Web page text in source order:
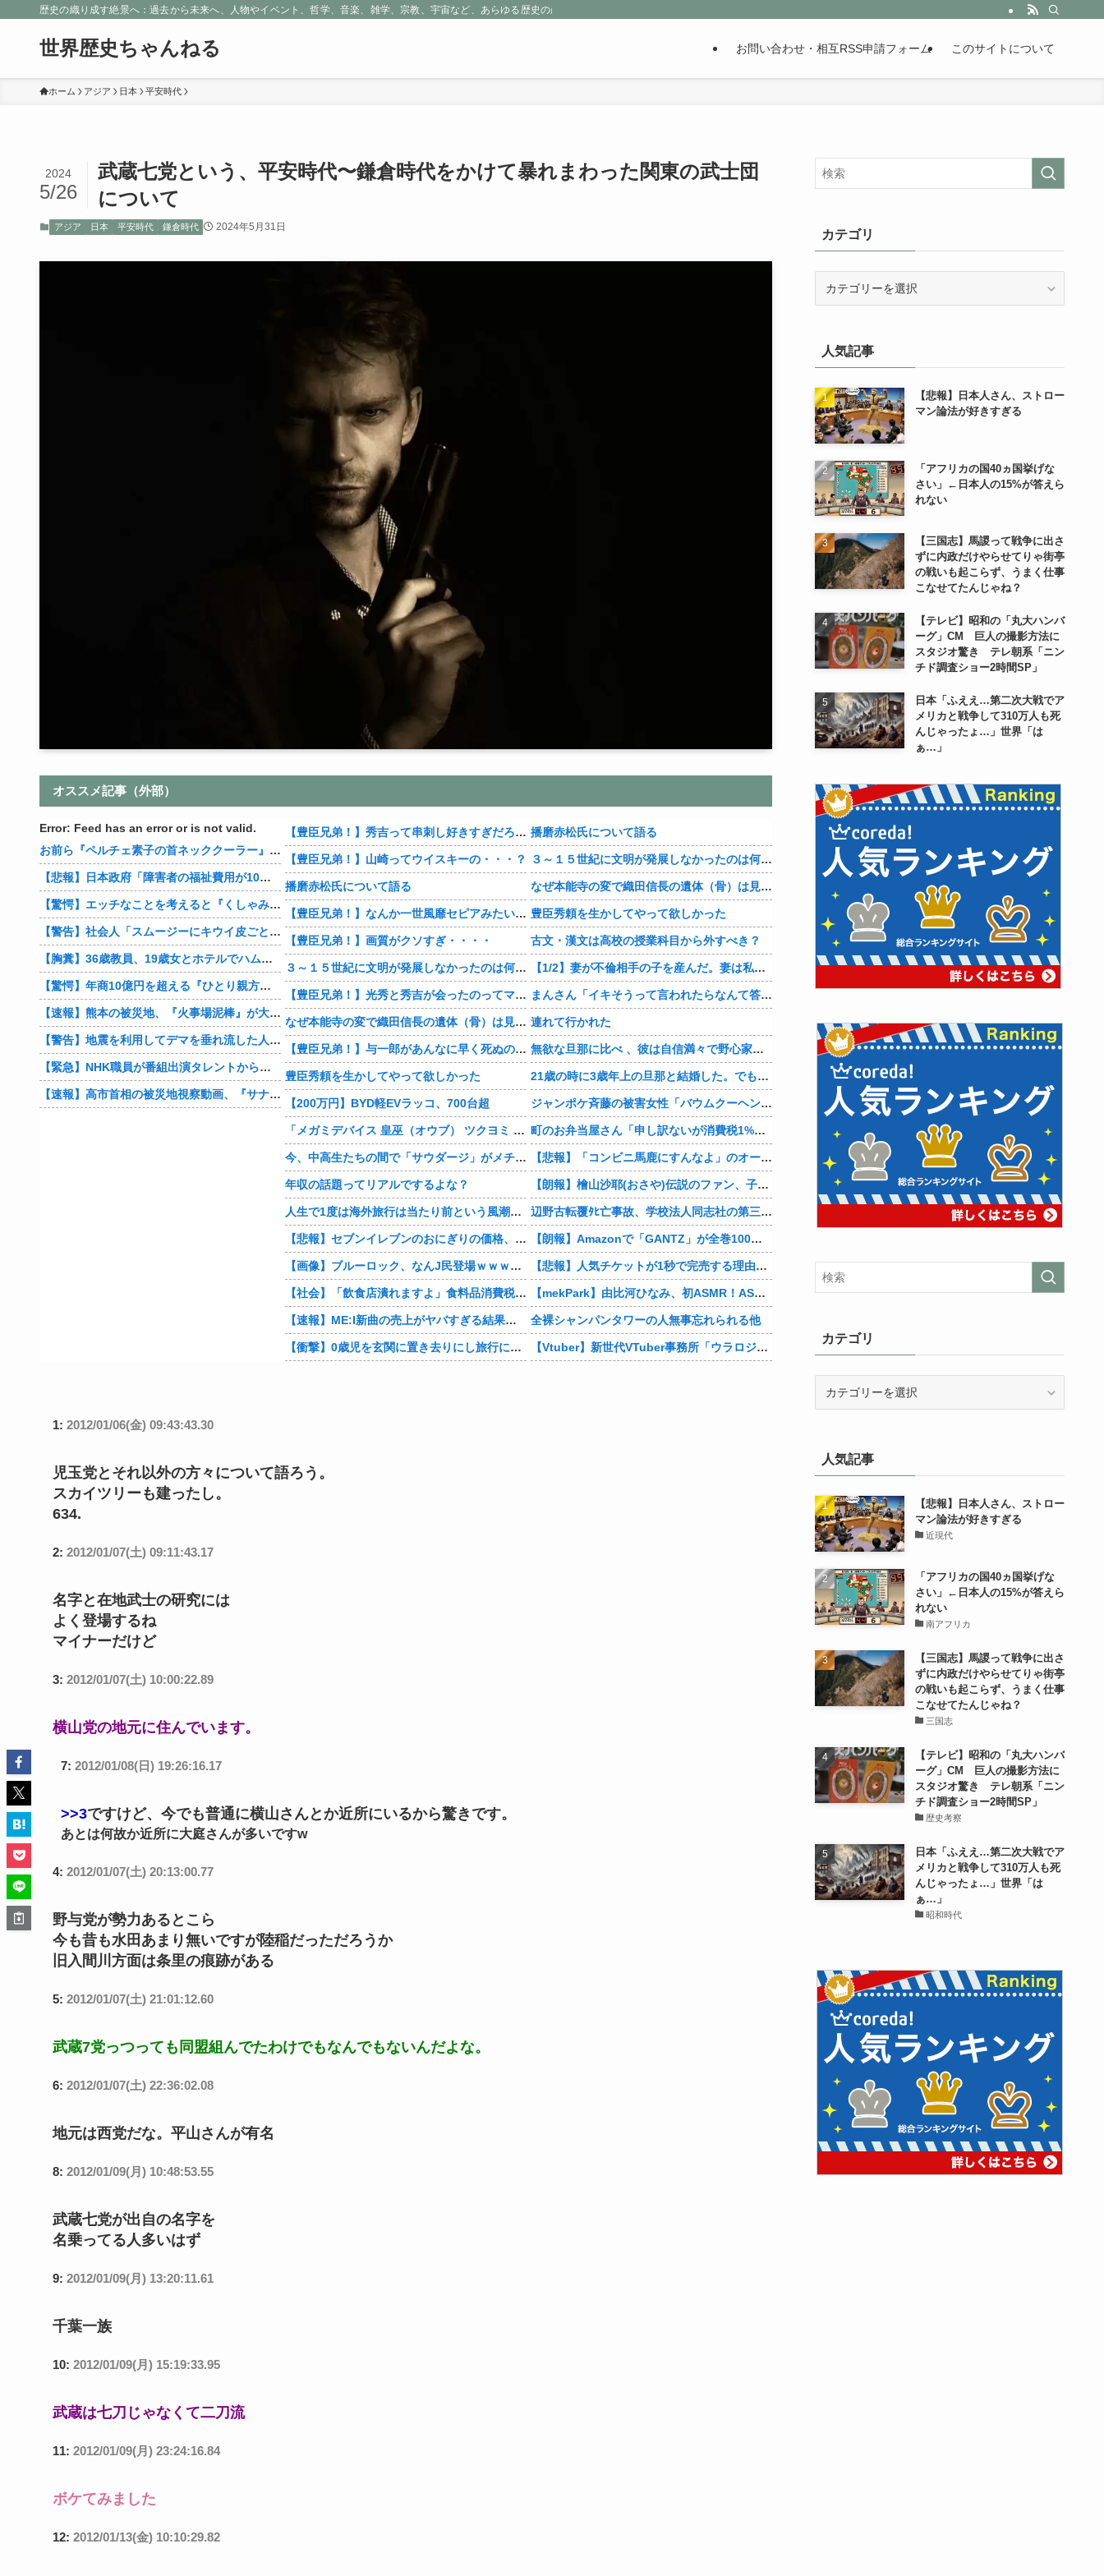
歴史の織り成す絶景へ：過去から未来へ、人物やイベント、哲学、音楽、雑学、宗教、宇宙など、あらゆる歴史の産物に包まれる魅惑の世界を探求しよう。歴史が苦手な人も魅了するまとめサイトです。
世界歴史ちゃんねる お問い合わせ・相互RSS申請フォーム このサイトについて
ホーム アジア 日本 平安時代
武蔵七党という、平安時代〜鎌倉時代をかけて暴れまわった関東の武士団
について
2024
5/26
アジア 日本 平安時代 鎌倉時代 2024年5月31日
オススメ記事（外部）
Error: Feed has an error or is not valid.
お前ら『ペルチェ素子の首ネッククーラー』使ったことあるか？
【悲報】日本政府「障害者の福祉費用が10年で2倍になったので抑制します」
【驚愕】エッチなことを考えると『くしゃみ』が出る人、結構いると判明
【警告】社会人「スムージーにキウイ皮ごと入れよ。これ美容にいいんだよね〜」→ 結果…
【胸糞】36歳教員、19歳女とホテルでハムスター25匹を踏み潰すなどして逮捕
【驚愕】年商10億円を超える『ひとり親方』が激増 Mac miniを大量購入しAIを従業員に
【速報】熊本の被災地、『火事場泥棒』が大暴れ…
【警告】地震を利用してデマを垂れ流した人間、悲惨な末路を迎える…
【緊急】NHK職員が番組出演タレントから性被害 PTSDを発症し休職へ
【速報】高市首相の被災地視察動画、『サナのプロモーションビデオ』すぎて炎上
【豊臣兄弟！】秀吉って串刺し好きすぎだろ・・・？
【豊臣兄弟！】山崎ってウイスキーの・・・？
播磨赤松氏について語る
【豊臣兄弟！】なんか一世風靡セピアみたいじゃね・・・？
【豊臣兄弟！】画質がクソすぎ・・・・
３～１５世紀に文明が発展しなかったのは何故か？
【豊臣兄弟！】光秀と秀吉が会ったのってマジ・・・？
なぜ本能寺の変で織田信長の遺体（骨）は見つからなかったのか
【豊臣兄弟！】与一郎があんなに早く死ぬの史実・・・？
豊臣秀頼を生かしてやって欲しかった
【200万円】BYD軽EVラッコ、700台超
「メガミデバイス 皇巫（オウブ） ツクヨミ レガリア」コトブキヤデビュー…
今、中高生たちの間で「サウダージ」がメチャ流行っているらしい
年収の話題ってリアルでするよな？
人生で1度は海外旅行は当たり前という風潮www
【悲報】セブンイレブンのおにぎりの価格、もはや限界を超える
【画像】ブルーロック、なんJ民登場ｗｗｗｗｗ
【社会】「飲食店潰れますよ」食料品消費税“1％減税”の中で上がる懸念 外食は10％で“9％”差に…一方で対象の弁当店でも悲痛な声「値下げできない…」
【速報】ME:I新曲の売上がヤバすぎる結果に・・・
【衝撃】0歳児を玄関に置き去りにし旅行に行く弟夫婦「旅行中、1ヶ月世話しろw」18年後に返せと言われ「お前らの子供、捨てたよ?」「は!?」
播磨赤松氏について語る
３～１５世紀に文明が発展しなかったのは何故か？
なぜ本能寺の変で織田信長の遺体（骨）は見つからなかったのか
豊臣秀頼を生かしてやって欲しかった
古文・漢文は高校の授業科目から外すべき？
【1/2】妻が不倫相手の子を産んだ。妻は私が知らないと思っている。遠方のため会うのは年に数回程度だが、今も不倫相手とは切れていない。そしてまもなく妻は不倫相手に会いに行く…
まんさん「イキそうって言われたらなんて答えるのが一番いい？」
連れて行かれた
無欲な旦那に比べ 、彼は自信満々で野心家。ポジティブな彼に惹かれバイト後や休みの日に会うようになり、男女の関係になるまで時間はいらなかった… だが彼はただのバカだったｗ
21歳の時に3歳年上の旦那と結婚した。でもその時まだ元彼のこと忘れられなくて、元彼の再アタックに負けて浮気しちゃって… でも結局ばれて旦那の辛そうな姿見て初めて後悔した…
ジャンポケ斉藤の被害女性「バウムクーヘン売ったりTikTokライブしててムカついたから示談しなかった」
町のお弁当屋さん「申し訳ないが消費税1%になったらその分商品代を値上げするわ」 「うちも！」
【悲報】「コンビニ馬鹿にすんなよ」のオーナー夫婦、不起訴ｗｗｗｗｗｗｗｗ
【朗報】檜山沙耶(おさや)伝説のファン、子供ができたおさやへの正直な気持ちを語るｗ
辺野古転覆ﾀﾋ亡事故、学校法人同志社の第三者委員会が調査報告書を公表 … 安全配慮義務違反や安全管理に関する検証を妨げた組織風土の存在を指摘
【朗報】Amazonで「GANTZ」が全巻100円他
【悲報】人気チケットが1秒で完売する理由、こういうことだったｗｗｗｗ他
【mekPark】由比河ひなみ、初ASMR！ASMRの伸び代あるよ他
全裸シャンパンタワーの人無事忘れられる他
【Vtuber】新世代VTuber事務所「ウラロジゲームカンパニー」より、ゲームの世界から“逆異世界転生”した5名が8月19日にデビュー！他
1: 2012/01/06(金) 09:43:43.30
児玉党とそれ以外の方々について語ろう。
スカイツリーも建ったし。
634.
2: 2012/01/07(土) 09:11:43.17
名字と在地武士の研究には
よく登場するね
マイナーだけど
3: 2012/01/07(土) 10:00:22.89
横山党の地元に住んでいます。
7: 2012/01/08(日) 19:26:16.17
>>3ですけど、今でも普通に横山さんとか近所にいるから驚きです。
あとは何故か近所に大庭さんが多いですw
4: 2012/01/07(土) 20:13:00.77
野与党が勢力あるとこら
今も昔も水田あまり無いですが陸稲だっただろうか
旧入間川方面は条里の痕跡がある
5: 2012/01/07(土) 21:01:12.60
武蔵7党っつっても同盟組んでたわけでもなんでもないんだよな。
6: 2012/01/07(土) 22:36:02.08
地元は西党だな。平山さんが有名
8: 2012/01/09(月) 10:48:53.55
武蔵七党が出自の名字を
名乗ってる人多いはず
9: 2012/01/09(月) 13:20:11.61
千葉一族
10: 2012/01/09(月) 15:19:33.95
武蔵は七刀じゃなくて二刀流
11: 2012/01/09(月) 23:24:16.84
ボケてみました
12: 2012/01/13(金) 10:10:29.82
カテゴリ
人気記事
【悲報】日本人さん、ストロー
マン論法が好きすぎる
「アフリカの国40ヵ国挙げな
さい」←日本人の15%が答えら
れない
【三国志】馬謖って戦争に出さ
ずに内政だけやらせてりゃ街亭
の戦いも起こらず、うまく仕事
こなせてたんじゃね？
【テレビ】昭和の「丸大ハンバ
ーグ」CM 巨人の撮影方法に
スタジオ驚き テレ朝系「ニン
チド調査ショー2時間SP」
日本「ふええ…第二次大戦でア
メリカと戦争して310万人も死
んじゃったょ…」世界「は
ぁ…」
カテゴリ
人気記事
【悲報】日本人さん、ストロー
マン論法が好きすぎる
近現代
「アフリカの国40ヵ国挙げな
さい」←日本人の15%が答えら
れない
南アフリカ
【三国志】馬謖って戦争に出さ
ずに内政だけやらせてりゃ街亭
の戦いも起こらず、うまく仕事
こなせてたんじゃね？
三国志
【テレビ】昭和の「丸大ハンバ
ーグ」CM 巨人の撮影方法に
スタジオ驚き テレ朝系「ニン
チド調査ショー2時間SP」
歴史考察
日本「ふええ…第二次大戦でア
メリカと戦争して310万人も死
んじゃったょ…」世界「は
ぁ…」
昭和時代